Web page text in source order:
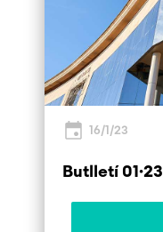
16/1/23
Butlletí 01·23